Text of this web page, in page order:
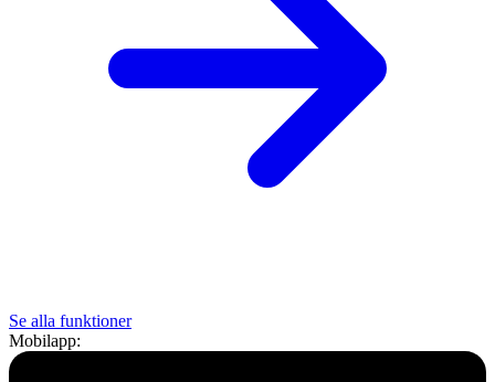
Se alla funktioner
Mobilapp: